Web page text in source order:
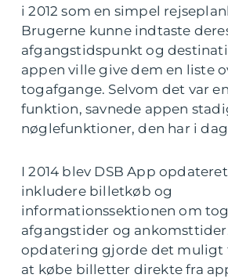
i 2012 som en simpel
Brugerne kunne indtaste
afgangstidspunkt og
appen ville give dem en liste
togafgange. Selvom det var
funktion, savnede appen
nøglefunktioner, den har i
I 2014 blev DSB App
inkludere billetkøb og
informationssektionen om
afgangstider og
opdatering gjorde det muligt
at købe billetter direkte fra